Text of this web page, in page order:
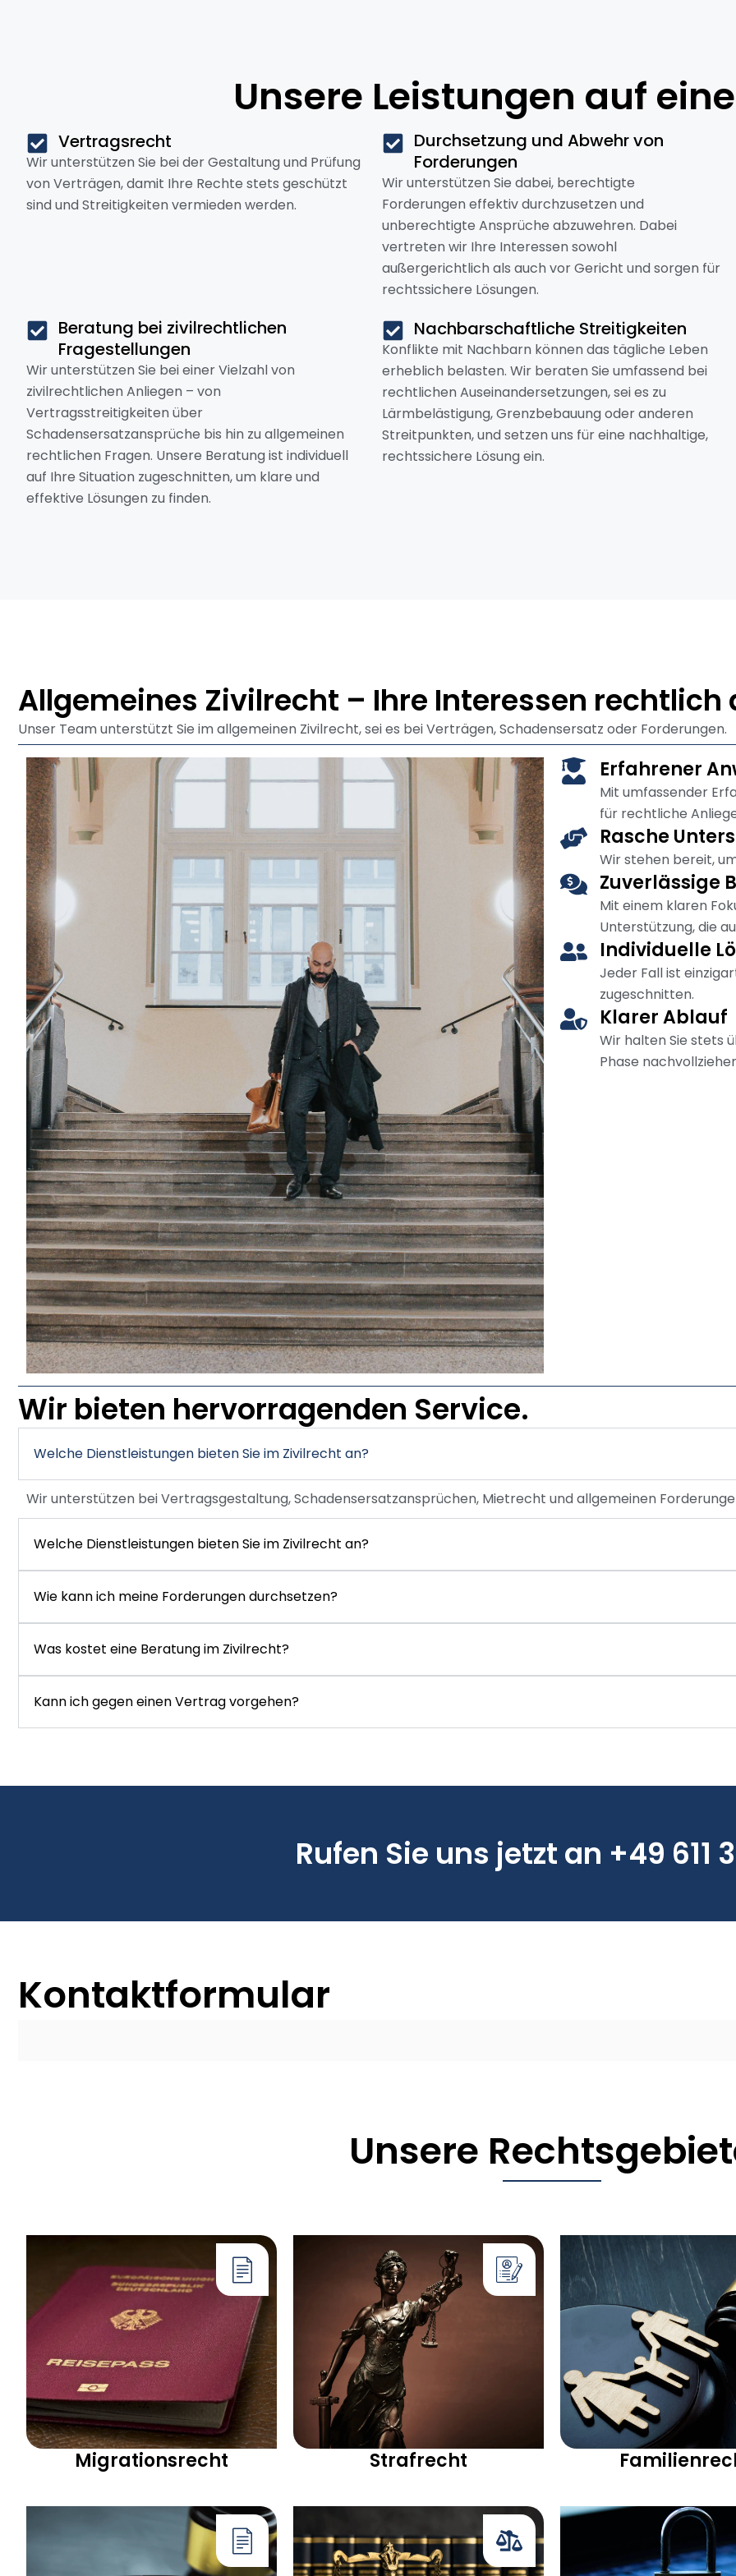
Unsere Leistungen auf
Vertragsrecht
Wir unterstützen Sie bei der Gestaltung und Prüfung
von Verträgen, damit Ihre Rechte stets geschützt
sind und Streitigkeiten vermieden werden.
Durchsetzung und Abwehr von
Forderungen
Wir unterstützen Sie dabei, berechtigte
Forderungen effektiv durchzusetzen und
unberechtigte Ansprüche abzuwehren. Dabei
vertreten wir Ihre Interessen sowohl
außergerichtlich als auch vor Gericht und sorgen für
rechtssichere Lösungen.
Beratung bei zivilrechtlichen
Fragestellungen
Wir unterstützen Sie bei einer Vielzahl von
zivilrechtlichen Anliegen – von
Vertragsstreitigkeiten über
Schadensersatzansprüche bis hin zu allgemeinen
rechtlichen Fragen. Unsere Beratung ist individuell
auf Ihre Situation zugeschnitten, um klare und
effektive Lösungen zu finden.
Nachbarschaftliche Streitigkeiten
Konflikte mit Nachbarn können das tägliche Leben
erheblich belasten. Wir beraten Sie umfassend bei
rechtlichen Auseinandersetzungen, sei es zu
Lärmbelästigung, Grenzbebauung oder anderen
Streitpunkten, und setzen uns für eine nachhaltige,
rechtssichere Lösung ein.
Allgemeines Zivilrecht – Ihre Interessen rechtlich
Unser Team unterstützt Sie im allgemeinen Zivilrecht, sei es bei Verträgen, Schadensersatz oder Forderungen.
Erfahrener
Mit umfassender
für rechtliche
Rasche
Wir stehen bereit,
Zuverlässige
Mit einem klaren
Unterstützung, die
Individuelle
Jeder Fall ist
zugeschnitten.
Klarer Ablauf
Wir halten Sie stets
Phase
Wir bieten hervorragenden Service.
Welche Dienstleistungen bieten Sie im Zivilrecht an?
Wir unterstützen bei Vertragsgestaltung, Schadensersatzansprüchen, Mietrecht und allgemeinen
Welche Dienstleistungen bieten Sie im Zivilrecht an?
Wie kann ich meine Forderungen durchsetzen?
Was kostet eine Beratung im Zivilrecht?
Kann ich gegen einen Vertrag vorgehen?
Rufen Sie uns jetzt an +49 611
Kontaktformular
Unsere
Strafrecht
Migrationsrecht